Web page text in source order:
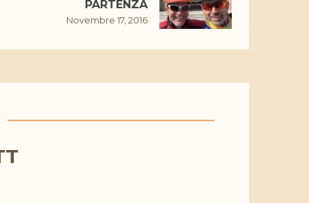
PARTENZA
Novembre 17, 2016